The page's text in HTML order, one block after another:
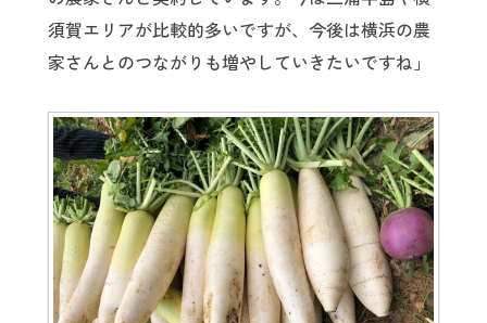
須賀エリアが比較的多いですが、今後は横浜の農
家さんとのつながりも増やしていきたいですね」